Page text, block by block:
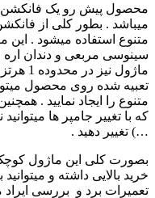
محصول پیش رو یک فانکشن
میباشد . بطور کلی از
متنوع استفاده میشود . این
سینوسی مربعی و دندان اره
تعبیه شده روی محصول
متنوع را ایجاد نمایید .
که با تغییر جامپر ها
…) تغییر دهید .
بصورت کلی این ماژول
خرید بالایی داشته و
تعمیرات برد و بررسی ایراد